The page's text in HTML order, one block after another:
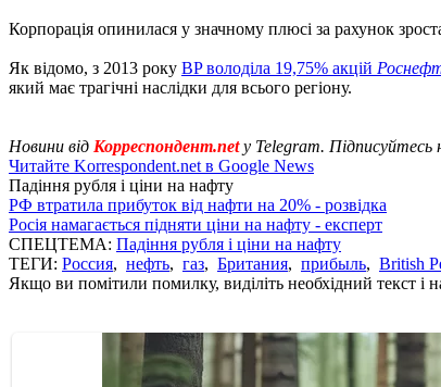
Корпорація опинилася у значному плюсі ​​за рахунок
Як відомо, з 2013 року BP володіла 19,75% акцій
який має трагічні наслідки для всього регіону.
Новини від Корреспондент.netу Telegram. Підписуйтесь
Читайте Korrespondent.net в Google News
Падіння рубля і ціни на нафту
РФ втратила прибуток від нафти на 20% - розвідка
Росія намагається підняти ціни на нафту - експерт
СПЕЦТЕМА: Падіння рубля і ціни на нафту
ТЕГИ: Россия, нефть, газ, Британия, прибыль, British
Якщо ви помітили помилку, виділіть необхідний текст